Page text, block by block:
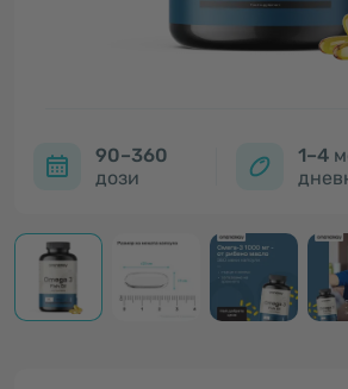
90–360
дози
1–4